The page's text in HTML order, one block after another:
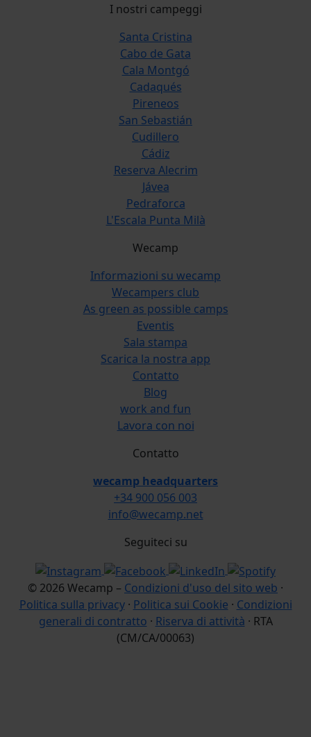
I nostri campeggi
Santa Cristina
Cabo de Gata
Cala Montgó
Cadaqués
Pireneos
San Sebastián
Cudillero
Cádiz
Reserva Alecrim
Jávea
Pedraforca
L'Escala Punta Milà
Wecamp
Informazioni su wecamp
Wecampers club
As green as possible camps
Eventis
Sala stampa
Scarica la nostra app
Contatto
Blog
work and fun
Lavora con noi
Contatto
wecamp headquarters
+34 900 056 003
info@wecamp.net
Seguiteci su
© 2026 Wecamp – Condizioni d'uso del sito web ·
Politica sulla privacy· Politica sui Cookie · Condizioni
generali di contratto · Riserva di attività · RTA
(CM/CA/00063)